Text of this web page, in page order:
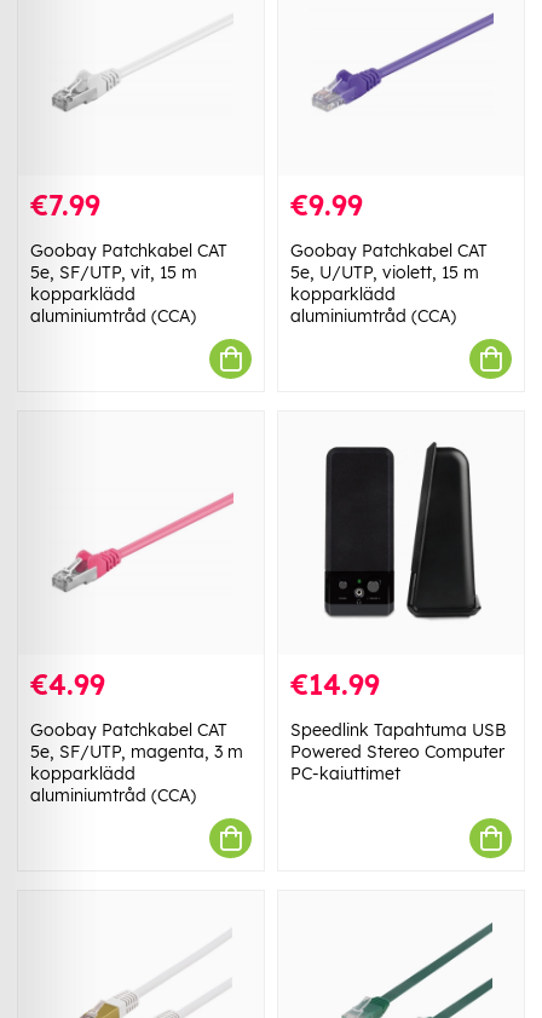
€7.99
Goobay Patchkabel CAT
5e, SF/UTP, vit, 15 m
kopparklädd
aluminiumtråd (CCA)
€9.99
Goobay Patchkabel CAT
5e, U/UTP, violett, 15 m
kopparklädd
aluminiumtråd (CCA)
€4.99
Goobay Patchkabel CAT
5e, SF/UTP, magenta, 3 m
kopparklädd
aluminiumtråd (CCA)
€14.99
Speedlink Tapahtuma USB
Powered Stereo Computer
PC-kaiuttimet